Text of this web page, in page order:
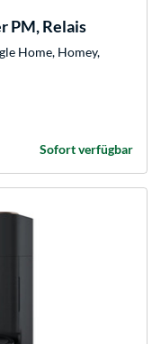
PM, Relais
Home, Homey,
Sofort verfügbar